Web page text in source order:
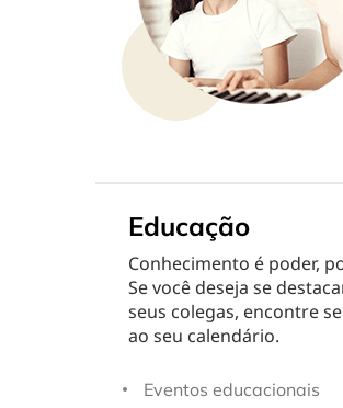
Educação
Conhecimento é poder,
Se você deseja se
seus colegas, encontre
ao seu calendário.
Eventos educacionais